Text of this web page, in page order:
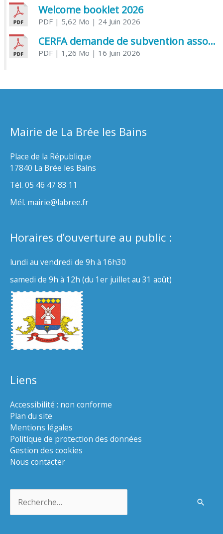
Welcome booklet 2026
PDF| 5,62 Mo | 24 Juin 2026
CERFA demande de subvention association
PDF| 1,26 Mo | 16 Juin 2026
Mairie de La Brée les Bains
Place de la République
17840 La Brée les Bains
Tél. 05 46 47 83 11
Mél. mairie@labree.fr
Horaires d’ouverture au public :
lundi au vendredi de 9h à 16h30
samedi de 9h à 12h (du 1er juillet au 31 août)
Liens
Accessibilité : non conforme
Plan du site
Mentions légales
Politique de protection des données
Gestion des cookies
Nous contacter